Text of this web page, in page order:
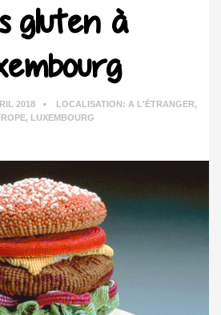
gluten à
2018 LOCALISATION: A L'ÉTRANGER,
, LUXEMBOURG